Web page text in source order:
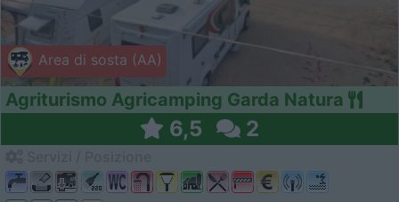
Area di sosta (AA)
Agriturismo Agricamping Garda Natura
6,5 2